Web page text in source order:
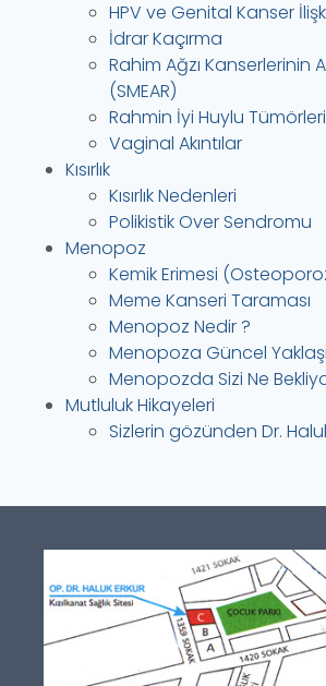
HPV ve Genital Kanser
İdrar Kaçırma
Rahim Ağzı Kanserlerinin
(SMEAR)
Rahmin İyi Huylu
Vaginal Akıntılar
Kısırlık
Kısırlık Nedenleri
Polikistik Over Sendromu
Menopoz
Kemik Erimesi
Meme Kanseri Taraması
Menopoz Nedir ?
Menopoza Güncel
Menopozda Sizi Ne
Mutluluk Hikayeleri
Sizlerin gözünden Dr.